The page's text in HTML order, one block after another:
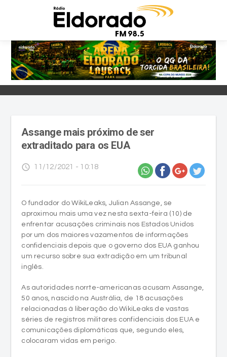
Assange mais próximo de ser
extraditado para os EUA
access_time 11/12/2021 - 10:18
O fundador do WikiLeaks, Julian Assange, se
aproximou mais uma vez nesta sexta-feira (10) de
enfrentar acusações criminais nos Estados Unidos
por um dos maiores vazamentos de informações
confidenciais depois que o governo dos EUA ganhou
um recurso sobre sua extradição em um tribunal
inglês.
As autoridades norrte-americanas acusam Assange,
50 anos, nascido na Austrália, de 18 acusações
relacionadas à liberação do WikiLeaks de vastas
séries de registros militares confidenciais dos EUA e
comunicações diplomáticas que, segundo eles,
colocaram vidas em perigo.